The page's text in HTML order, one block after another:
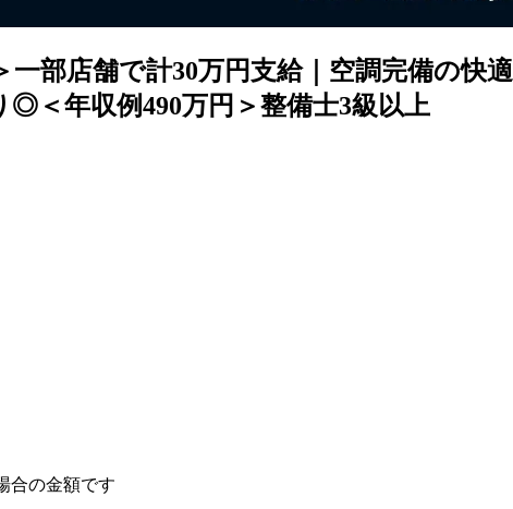
一部店舗で計30万円支給｜空調完備の快
＜年収例490万円＞整備士3級以上
合の金額です